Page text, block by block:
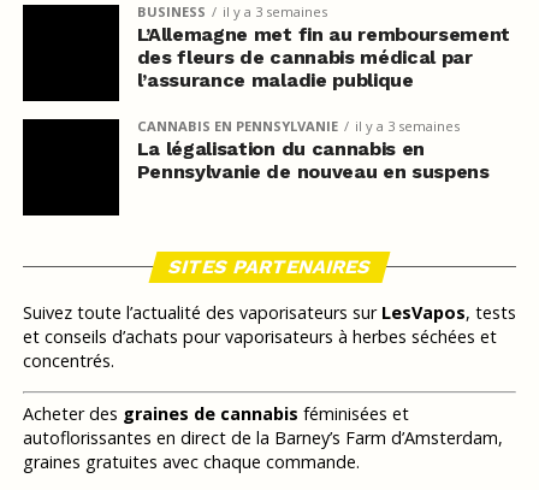
BUSINESS il y a 3 semaines
L’Allemagne met fin au remboursement
des fleurs de cannabis médical par
l’assurance maladie publique
CANNABIS EN PENNSYLVANIE il y a 3 semaines
La légalisation du cannabis en
Pennsylvanie de nouveau en suspens
SITES PARTENAIRES
Suivez toute l’actualité des vaporisateurs sur LesVapos, tests
et conseils d’achats pour vaporisateurs à herbes séchées et
concentrés.
Acheter des graines de cannabis féminisées et
autoflorissantes en direct de la Barney’s Farm d’Amsterdam,
graines gratuites avec chaque commande.